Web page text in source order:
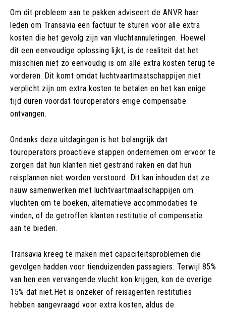
Om dit probleem aan te pakken adviseert de ANVR haar
leden om Transavia een factuur te sturen voor alle extra
kosten die het gevolg zijn van vluchtannuleringen. Hoewel
dit een eenvoudige oplossing lijkt, is de realiteit dat het
misschien niet zo eenvoudig is om alle extra kosten terug te
vorderen. Dit komt omdat luchtvaartmaatschappijen niet
verplicht zijn om extra kosten te betalen en het kan enige
tijd duren voordat touroperators enige compensatie
ontvangen.
Ondanks deze uitdagingen is het belangrijk dat
touroperators proactieve stappen ondernemen om ervoor te
zorgen dat hun klanten niet gestrand raken en dat hun
reisplannen niet worden verstoord. Dit kan inhouden dat ze
nauw samenwerken met luchtvaartmaatschappijen om
vluchten om te boeken, alternatieve accommodaties te
vinden, of de getroffen klanten restitutie of compensatie
aan te bieden.
Transavia kreeg te maken met capaciteitsproblemen die
gevolgen hadden voor tienduizenden passagiers. Terwijl 85%
van hen een vervangende vlucht kon krijgen, kon de overige
15% dat niet.Het is onzeker of reisagenten restituties
hebben aangevraagd voor extra kosten, aldus de